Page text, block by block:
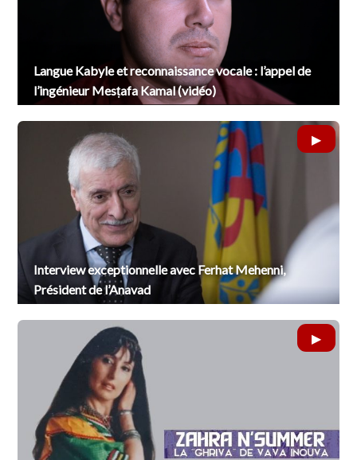
Langue Kabyle et reconnaissance vocale : l’appel de
l’ingénieur Mesṭafa Kamal (vidéo)
Interview exceptionnelle avec Ferhat Mehenni,
Président de l’Anavad